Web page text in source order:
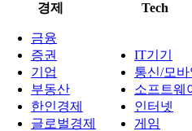
경제 Tech
금융
증권
기업
부동산
한인경제
글로벌경제
IT기기
통신/모
소프트웨
인터넷
게임